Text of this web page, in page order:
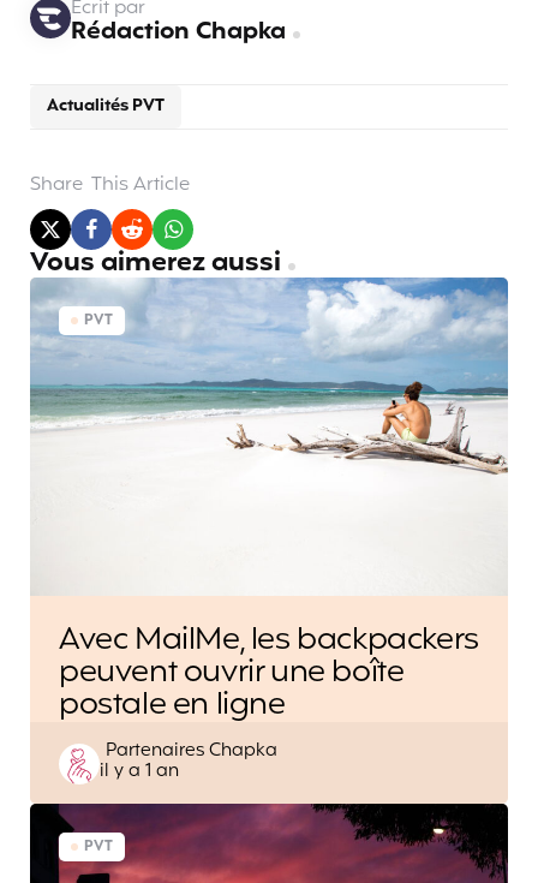
Actualités PVT
Écrit par
Rédaction Chapka
Share This Article
Vous aimerez aussi
PVT
Avec MailMe, les backpackers
peuvent ouvrir une boîte
postale en ligne
Posted
by
Partenaires Chapka
il y a 1 an
PVT